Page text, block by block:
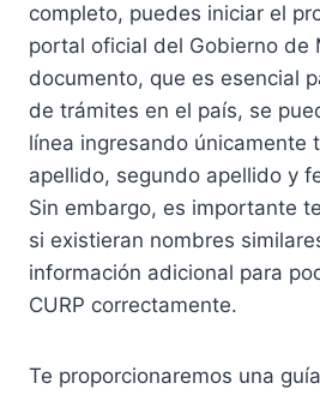
completo, puedes iniciar el
portal oficial del Gobierno de
documento, que es esencial
de trámites en el país, se
línea ingresando únicamente
apellido, segundo apellido y
Sin embargo, es importante
si existieran nombres
información adicional para
CURP correctamente.
Te proporcionaremos una